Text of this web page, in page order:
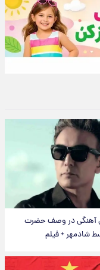
آهنگی در وصف حضرت
شادمهر + فیلم